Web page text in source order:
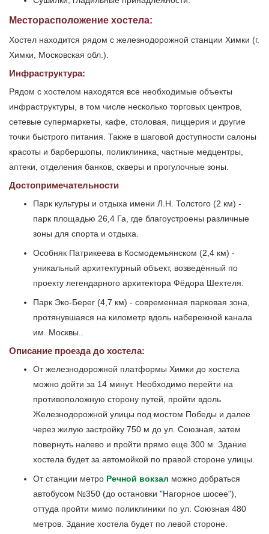
Месторасположение хостела:
Хостел находится рядом с железнодорожной станции Химки (г.
Химки, Московская обл.).
Инфраструктура:
Рядом с хостелом находятся все необходимые объекты
инфраструктуры, в том числе несколько торговых центров,
сетевые супермаркеты, кафе, столовая, пиццерия и другие
точки быстрого питания. Также в шаговой доступности салоны
красоты и барбершопы, поликлиника, частные медцентры,
аптеки, отделения банков, скверы и прогулочные зоны.
Достопримечательности
Парк культуры и отдыха имени Л.Н. Толстого (2 км) -
парк площадью 26,4 Га, где благоустроены различные
зоны для спорта и отдыха.
Особняк Патрикеева в Космодемьянском (2,4 км) -
уникальный архитектурный объект, возведённый по
проекту легендарного архитектора Фёдора Шехтеля.
Парк Эко-Берег (4,7 км) - современная парковая зона,
протянувшаяся на километр вдоль набережной канала
им. Москвы..
Описание проезда до хостела:
От железнодорожной платформы Химки до хостела
можно дойти за 14 минут. Необходимо перейти на
противоположную сторону путей, пройти вдоль
Железнодорожной улицы под мостом Победы и далее
через жилую застройку 750 м до ул. Союзная, затем
повернуть налево и пройти прямо еще 300 м. Здание
хостела будет за автомойкой по правой стороне улицы.
От станции метро Речной вокзал можно добраться
автобусом №350 (до остановки "Нагорное шосее"),
оттуда пройти мимо поликлиники по ул. Союзная 480
метров. Здание хостела будет по левой стороне.